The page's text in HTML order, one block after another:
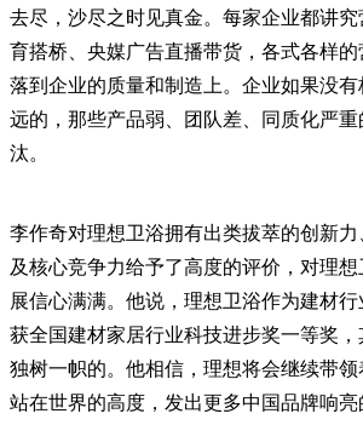
去尽，沙尽之时见真金。每家企业都讲
育搭桥、央媒广告直播带货，各式各样
落到企业的质量和制造上。企业如果没
远的，那些产品弱、团队差、同质化严
汰。
李作奇对理想卫浴拥有出类拔萃的创新
及核心竞争力给予了高度的评价，对理
展信心满满。他说，理想卫浴作为建材
获全国建材家居行业科技进步奖一等奖，
独树一帜的。他相信，理想将会继续带领
站在世界的高度，发出更多中国品牌响亮